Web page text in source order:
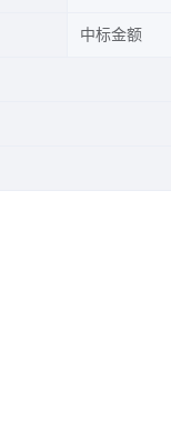
中标金额